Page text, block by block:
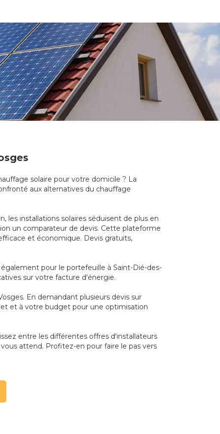
solaire pour votre domicile ? La
aux alternatives du chauffage
installations solaires séduisent de plus en
un comparateur de devis. Cette plateforme
et économique. Devis gratuits,
pour le portefeuille à Saint-Dié-des-
sur votre facture d'énergie.
En demandant plusieurs devis sur
et à votre budget pour une optimisation
entre les différentes offres d'installateurs
attend. Profitez-en pour faire le pas vers